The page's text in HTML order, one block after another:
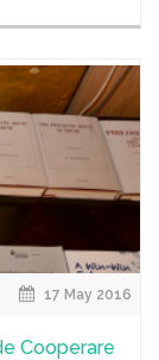
17 May 2016
Cooperare